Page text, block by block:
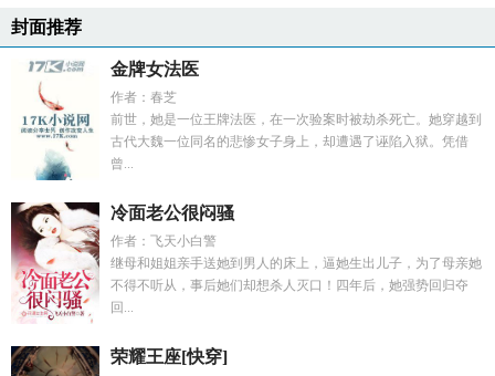
封面推荐
金牌女法医
作者：春芝
前世，她是一位王牌法医，在一次验案时被劫杀死亡。她穿越到
古代大魏一位同名的悲惨女子身上，却遭遇了诬陷入狱。凭借
曾...
冷面老公很闷骚
作者：飞天小白警
继母和姐姐亲手送她到男人的床上，逼她生出儿子，为了母亲她
不得不听从，事后她们却想杀人灭口！四年后，她强势回归夺
回...
荣耀王座[快穿]